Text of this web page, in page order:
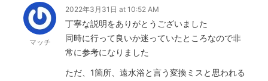
マッチ
2022年3月31日 at 10:52 AM
丁寧な説明をありがとうございました
同時に行って良いか迷っていたところなので非
常に参考になりました
ただ、1箇所、遠水浴と言う変換ミスと思われる